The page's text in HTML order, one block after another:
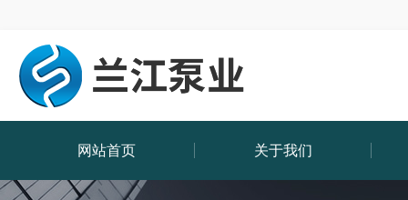
网站首页 关于我们